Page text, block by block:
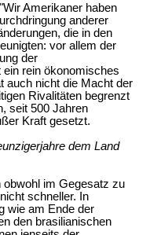
Amerikaner haben
anderer
die in den
vor allem der
der
rein ökonomisches
auch nicht die Macht der
Rivalitäten begrenzt
seit 500 Jahren
Kraft gesetzt.
dem Land
obwohl im Gegesatz zu
schneller. In
wie am Ende der
den brasilianischen